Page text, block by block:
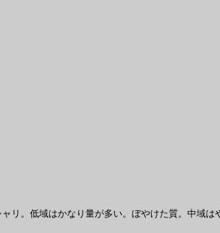
リ。低域はかなり量が多い。ぼやけた質。中域